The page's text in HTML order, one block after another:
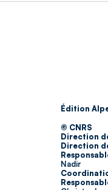
Édition
© CNRS
Direction
Direction
Nadir